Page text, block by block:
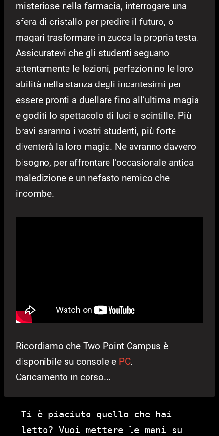
misteriose nella farmacia, interrogare una
sfera di cristallo per predire il futuro, o
magari trasformare in zucca la propria testa.
Assicuratevi che gli studenti seguano
attentamente le lezioni, perfezionino le loro
abilità nella stanza degli incantesimi per
essere pronti a duellare fino all’ultima magia
e goditi lo spettacolo di luci e scintille. Più
bravi saranno i vostri studenti, più forte
diventerà la loro magia. Ne avranno davvero
bisogno, per affrontare l’occasionale antica
maledizione e un nefasto nemico che
incombe.
Ricordiamo che Two Point Campus è
disponibile su console e PC.
Caricamento in corso...
Ti è piaciuto quello che hai
letto? Vuoi mettere le mani su